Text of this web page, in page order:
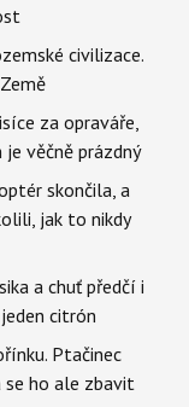
civilizace.
za opraváře,
věčně prázdný
skončila, a
jak to nikdy
a chuť předčí i
citrón
Ptačinec
se ho ale zbavit